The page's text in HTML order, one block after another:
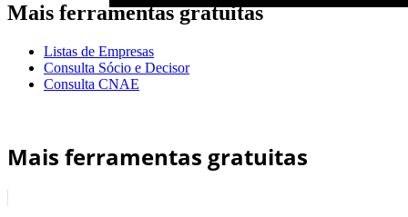
Mais ferramentas gratuitas
Listas de Empresas
Consulta Sócio e Decisor
Consulta CNAE
Mais ferramentas gratuitas